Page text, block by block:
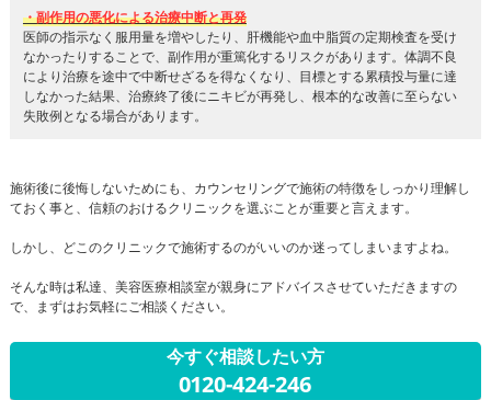
・副作用の悪化による治療中断と再発
医師の指示なく服用量を増やしたり、肝機能や血中脂質の定期検査を受け
なかったりすることで、副作用が重篤化するリスクがあります。体調不良
により治療を途中で中断せざるを得なくなり、目標とする累積投与量に達
しなかった結果、治療終了後にニキビが再発し、根本的な改善に至らない
失敗例となる場合があります。
施術後に後悔しないためにも、カウンセリングで施術の特徴をしっかり理解し
ておく事と、信頼のおけるクリニックを選ぶことが重要と言えます。
しかし、どこのクリニックで施術するのがいいのか迷ってしまいますよね。
そんな時は私達、美容医療相談室が親身にアドバイスさせていただきますの
で、まずはお気軽にご相談ください。
今すぐ相談したい方
0120-424-246